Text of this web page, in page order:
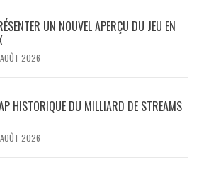
UN NOUVEL APERÇU DU JEU EN
2026
HISTORIQUE DU MILLIARD DE STREAMS
2026